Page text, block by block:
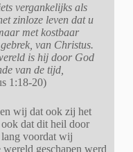
vergankelijks als
zinloze leven dat u
met kostbaar
van Christus.
is hij door God
van de tijd,
1:18-20)
wij dat ook zij het
dat dit heil door
lang voordat wij
geschapen werd